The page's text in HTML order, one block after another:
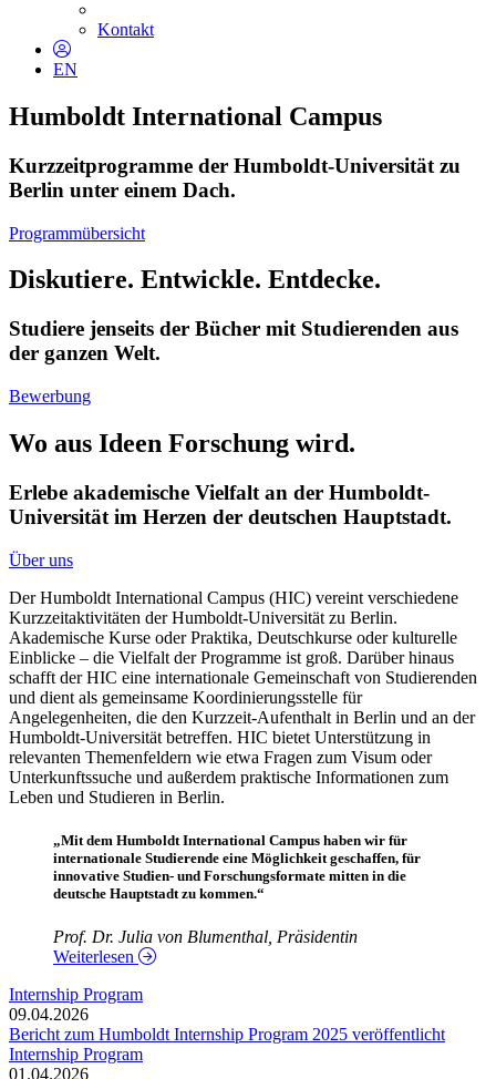
Kontakt
EN
Humboldt International Campus
Kurzzeitprogramme der Humboldt-Universität zu
Berlin unter einem Dach.
Programmübersicht
Diskutiere. Entwickle. Entdecke.
Studiere jenseits der Bücher mit Studierenden aus
der ganzen Welt.
Bewerbung
Wo aus Ideen Forschung wird.
Erlebe akademische Vielfalt an der Humboldt-
Universität im Herzen der deutschen Hauptstadt.
Über uns
Der Humboldt International Campus (HIC) vereint verschiedene
Kurzzeitaktivitäten der Humboldt-Universität zu Berlin.
Akademische Kurse oder Praktika, Deutschkurse oder kulturelle
Einblicke – die Vielfalt der Programme ist groß. Darüber hinaus
schafft der HIC eine internationale Gemeinschaft von Studierenden
und dient als gemeinsame Koordinierungsstelle für
Angelegenheiten, die den Kurzzeit-Aufenthalt in Berlin und an der
Humboldt-Universität betreffen. HIC bietet Unterstützung in
relevanten Themenfeldern wie etwa Fragen zum Visum oder
Unterkunftssuche und außerdem praktische Informationen zum
Leben und Studieren in Berlin.
„Mit dem Humboldt International Campus haben wir für
internationale Studierende eine Möglichkeit geschaffen, für
innovative Studien- und Forschungsformate mitten in die
deutsche Hauptstadt zu kommen.“
Prof. Dr. Julia von Blumenthal, Präsidentin
Weiterlesen
Internship Program
09.04.2026
Bericht zum Humboldt Internship Program 2025 veröffentlicht
Internship Program
01.04.2026